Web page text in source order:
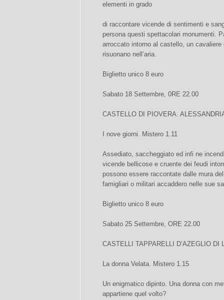
elementi in grado
di raccontare vicende di sentimenti e
persona questi spettacolari monumenti.
arroccato intorno al castello, un
risuonano nell’aria.
Biglietto unico 8 euro
Sabato 18 Settembre, 0RE 22.00
CASTELLO DI PIOVERA.
I nove giorni. Mistero 1.11
Assediato, saccheggiato ed infi ne
vicende bellicose e cruente dei feudi
possono essere raccontate dalle mura
famigliari o militari accaddero nelle sue
Biglietto unico 8 euro
Sabato 25 Settembre, ORE 22.00
CASTELLI TAPPARELLI D’AZEGLIO DI
La donna Velata. Mistero 1.15
Un enigmatico dipinto. Una donna con
appartiene quel volto?